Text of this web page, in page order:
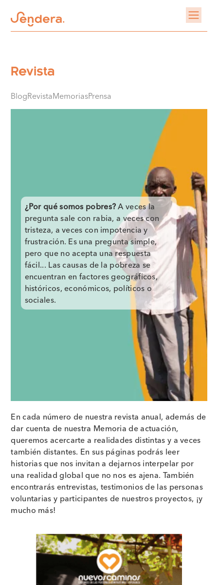
Revista
BlogRevistaMemoriasPrensa
¿Por qué somos pobres?A veces la
pregunta sale con rabia, a veces con
tristeza, a veces con impotencia y
frustración. Es una pregunta simple,
pero que no acepta una respuesta
fácil... Las causas de la pobreza se
encuentran en factores geográficos,
históricos, económicos, políticos o
sociales.
En cada número de nuestra revista anual, además de
dar cuenta de nuestra Memoria de actuación,
queremos acercarte a realidades distintas y a veces
también distantes. En sus páginas podrás leer
historias que nos invitan a dejarnos interpelar por
una realidad global que no nos es ajena. También
encontrarás entrevistas, testimonios de las personas
voluntarias y participantes de nuestros proyectos, ¡y
mucho más!